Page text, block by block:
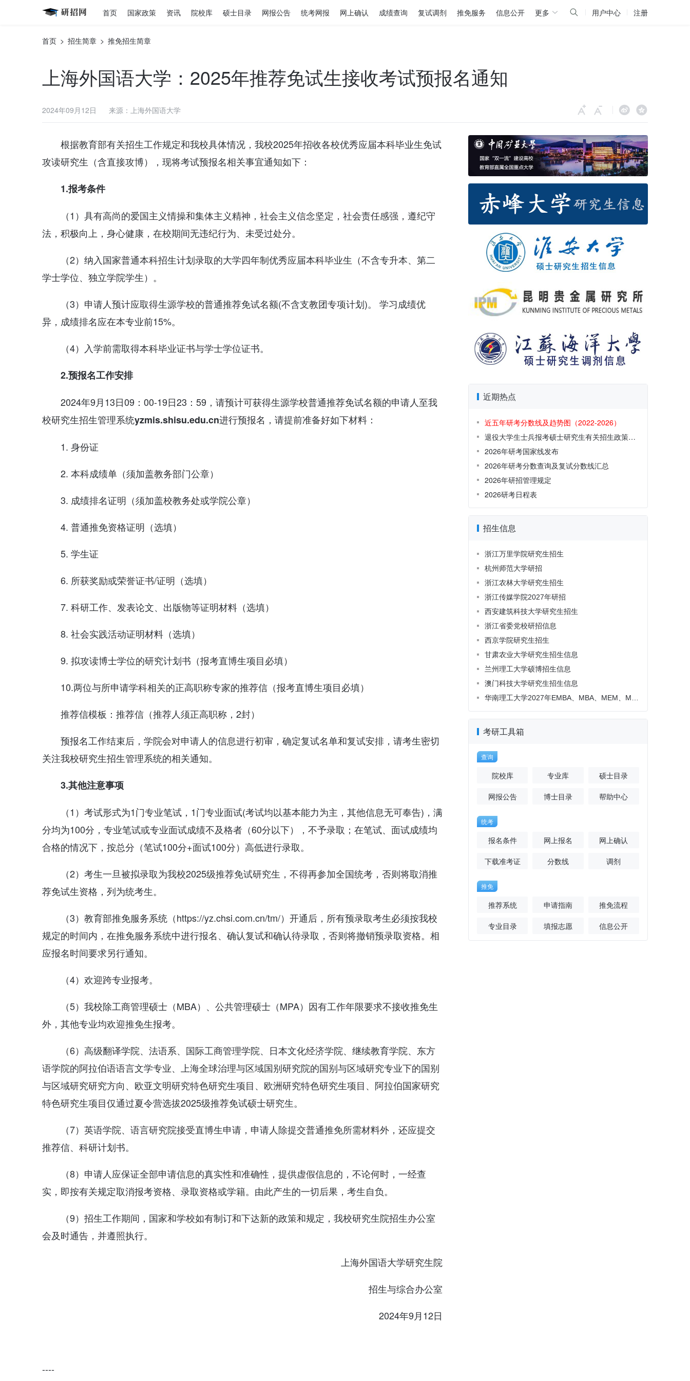
首页 国家政策 资讯 院校库 硕士目录 网报公告 统考网报 网上确认 成绩查询 复试调剂 推免服务 信息公开 更多 用户中心 注册
首页 > 招生简章 > 推免招生简章
上海外国语大学：2025年推荐免试生接收考试预报名通知
2024年09月12日 来源：上海外国语大学
根据教育部有关招生工作规定和我校具体情况，我校2025年招收各校优秀应届本科毕业生免试
攻读研究生（含直接攻博），现将考试预报名相关事宜通知如下：
1.报考条件
（1）具有高尚的爱国主义情操和集体主义精神，社会主义信念坚定，社会责任感强，遵纪守
法，积极向上，身心健康，在校期间无违纪行为、未受过处分。
（2）纳入国家普通本科招生计划录取的大学四年制优秀应届本科毕业生（不含专升本、第二
学士学位、独立学院学生）。
（3）申请人预计应取得生源学校的普通推荐免试名额(不含支教团专项计划)。 学习成绩优
异，成绩排名应在本专业前15%。
（4）入学前需取得本科毕业证书与学士学位证书。
2.预报名工作安排
2024年9月13日09：00-19日23：59，请预计可获得生源学校普通推荐免试名额的申请人至我
校研究生招生管理系统yzmis.shisu.edu.cn进行预报名，请提前准备好如下材料：
1. 身份证
2. 本科成绩单（须加盖教务部门公章）
3. 成绩排名证明（须加盖校教务处或学院公章）
4. 普通推免资格证明（选填）
5. 学生证
6. 所获奖励或荣誉证书/证明（选填）
7. 科研工作、发表论文、出版物等证明材料（选填）
8. 社会实践活动证明材料（选填）
9. 拟攻读博士学位的研究计划书（报考直博生项目必填）
10.两位与所申请学科相关的正高职称专家的推荐信（报考直博生项目必填）
推荐信模板：推荐信（推荐人须正高职称，2封）
预报名工作结束后，学院会对申请人的信息进行初审，确定复试名单和复试安排，请考生密切
关注我校研究生招生管理系统的相关通知。
3.其他注意事项
（1）考试形式为1门专业笔试，1门专业面试(考试均以基本能力为主，其他信息无可奉告)，满
分均为100分，专业笔试或专业面试成绩不及格者（60分以下），不予录取；在笔试、面试成绩均
合格的情况下，按总分（笔试100分+面试100分）高低进行录取。
（2）考生一旦被拟录取为我校2025级推荐免试研究生，不得再参加全国统考，否则将取消推
荐免试生资格，列为统考生。
（3）教育部推免服务系统（https://yz.chsi.com.cn/tm/）开通后，所有预录取考生必须按我校
规定的时间内，在推免服务系统中进行报名、确认复试和确认待录取，否则将撤销预录取资格。相
应报名时间要求另行通知。
（4）欢迎跨专业报考。
（5）我校除工商管理硕士（MBA）、公共管理硕士（MPA）因有工作年限要求不接收推免生
外，其他专业均欢迎推免生报考。
（6）高级翻译学院、法语系、国际工商管理学院、日本文化经济学院、继续教育学院、东方
语学院的阿拉伯语语言文学专业、上海全球治理与区域国别研究院的国别与区域研究专业下的国别
与区域研究研究方向、欧亚文明研究特色研究生项目、欧洲研究特色研究生项目、阿拉伯国家研究
特色研究生项目仅通过夏令营选拔2025级推荐免试硕士研究生。
（7）英语学院、语言研究院接受直博生申请，申请人除提交普通推免所需材料外，还应提交
推荐信、科研计划书。
（8）申请人应保证全部申请信息的真实性和准确性，提供虚假信息的，不论何时，一经查
实，即按有关规定取消报考资格、录取资格或学籍。由此产生的一切后果，考生自负。
（9）招生工作期间，国家和学校如有制订和下达新的政策和规定，我校研究生院招生办公室
会及时通告，并遵照执行。
上海外国语大学研究生院
招生与综合办公室
2024年9月12日
----
近期热点
近五年研考分数线及趋势图（2022-2026）
退役大学生士兵报考硕士研究生有关招生政策解读
2026年研考国家线发布
2026年研考分数查询及复试分数线汇总
2026年研招管理规定
2026研考日程表
招生信息
考研工具箱
查询
院校库 专业库 硕士目录
网报公告 博士目录 帮助中心
统考
报名条件 网上报名 网上确认
下载准考证 分数线 调剂
推免
推荐系统 申请指南 推免流程
专业目录 填报志愿 信息公开